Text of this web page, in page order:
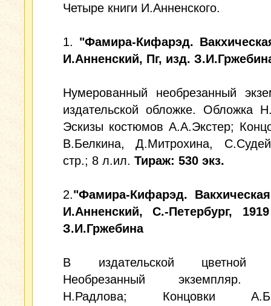
Четыре книги И.Анненского.
1. "Фамира-Кифарэд.
И.Анненский, Пг, изд.
Нумерованный необрезанный
издательской обложке. Обложка
Эскизы костюмов А.А.Экстер;
В.Белкина, Д.Митрохина,
стр.; 8 л.ил. Тираж: 530 экз.
2."Фамира-Кифарэд.
И.Анненский, С.-Петербург,
З.И.Гржебина
В издательской цветной
Необрезанный экземпляр.
Н.Радлова; Концовки